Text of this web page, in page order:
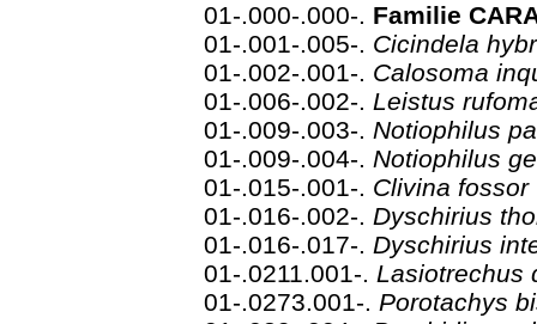
01-.000-.000-. Familie
01-.001-.005-. Cicindela
01-.002-.001-. Calosoma
01-.006-.002-. Leistus
01-.009-.003-. Notiophilus
01-.009-.004-. Notiophilus
01-.015-.001-. Clivina fossor
01-.016-.002-. Dyschirius
01-.016-.017-. Dyschirius
01-.0211.001-. Lasiotrechus
01-.0273.001-. Porotachys